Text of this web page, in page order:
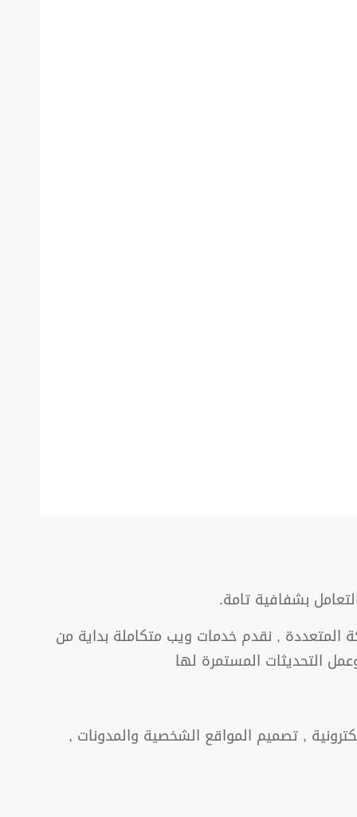
بشفافية تامة.
, نقدم خدمات ويب متكاملة بداية من
التحديثات المستمرة لها
, تصميم المواقع الشخصية والمدونات ,